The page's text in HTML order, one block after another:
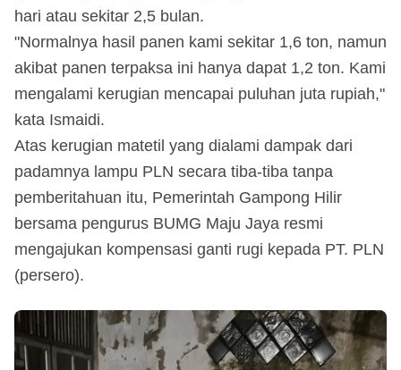
hari atau sekitar 2,5 bulan.
"Normalnya hasil panen kami sekitar 1,6 ton, namun
akibat panen terpaksa ini hanya dapat 1,2 ton. Kami
mengalami kerugian mencapai puluhan juta rupiah,"
kata Ismaidi.
Atas kerugian matetil yang dialami dampak dari
padamnya lampu PLN secara tiba-tiba tanpa
pemberitahuan itu, Pemerintah Gampong Hilir
bersama pengurus BUMG Maju Jaya resmi
mengajukan kompensasi ganti rugi kepada PT. PLN
(persero).